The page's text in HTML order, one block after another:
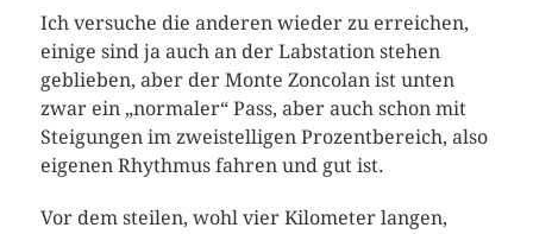
Ich versuche die anderen wieder zu erreichen,
einige sind ja auch an der Labstation stehen
geblieben, aber der Monte Zoncolan ist unten
zwar ein „normaler“ Pass, aber auch schon mit
Steigungen im zweistelligen Prozentbereich, also
eigenen Rhythmus fahren und gut ist.
Vor dem steilen, wohl vier Kilometer langen,